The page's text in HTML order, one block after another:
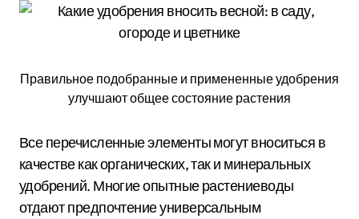
Правильное подобранные и примененные удобрения
улучшают общее состояние растения
Все перечисленные элементы могут вноситься в
качестве как органических, так и минеральных
удобрений. Многие опытные растениеводы
отдают предпочтение универсальным